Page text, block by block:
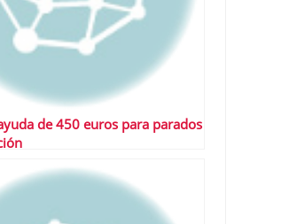
de 450 euros para parados